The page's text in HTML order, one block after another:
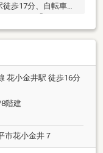
歩17分、自転車な
け」や「ウェルパ
す 小学校徒歩7
も嬉しいエリア◎2.
ワイドバルコニー
入り可能！ どこに
の良いお住まいです
ームやパントリ
キリ片付きます■
コニー・宅配ボッ
第1中学校
花小金井駅 徒歩16分
階建
市花小金井７